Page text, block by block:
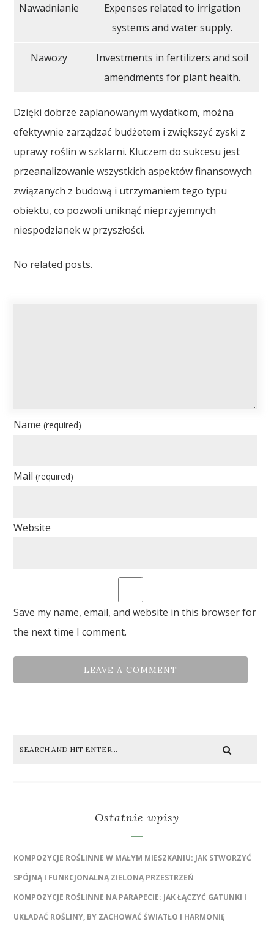
Nawadnianie
Expenses related to irrigation
systems and water supply.
Nawozy
Investments in fertilizers and soil
amendments for plant health.
Dzięki dobrze zaplanowanym wydatkom, można
efektywnie zarządzać budżetem i zwiększyć zyski z
uprawy roślin w szklarni. Kluczem do sukcesu jest
przeanalizowanie wszystkich aspektów finansowych
związanych z budową i utrzymaniem tego typu
obiektu, co pozwoli uniknąć nieprzyjemnych
niespodzianek w przyszłości.
No related posts.
Name(required)
Mail(required)
Website
Save my name, email, and website in this browser for
the next time I comment.
Ostatnie wpisy
KOMPOZYCJE ROŚLINNE W MAŁYM MIESZKANIU: JAK STWORZYĆ
SPÓJNĄ I FUNKCJONALNĄ ZIELONĄ PRZESTRZEŃ
KOMPOZYCJE ROŚLINNE NA PARAPECIE: JAK ŁĄCZYĆ GATUNKI I
UKŁADAĆ ROŚLINY, BY ZACHOWAĆ ŚWIATŁO I HARMONIĘ